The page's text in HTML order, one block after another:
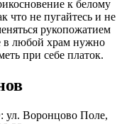
к белому
что не пугайтесь и не
рукопожатием
в любой храм нужно
при себе платок.
ул. Воронцово Поле,